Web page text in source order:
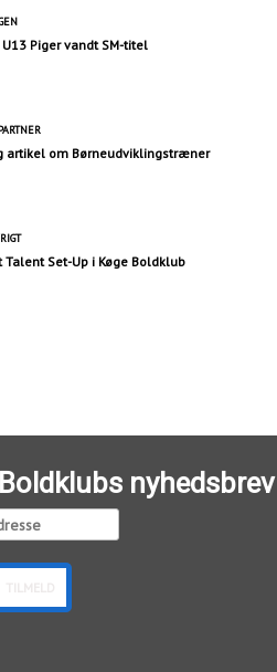
U13 Piger vandt SM-titel
artikel om Børneudviklingstræner
Talent Set-Up i Køge Boldklub
nyhedsbrev